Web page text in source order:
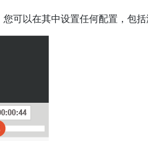
可以在其中设置任何配置，包